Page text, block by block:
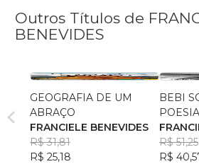
Outros Títulos de
BENEVIDES
GEOGRAFIA DE UM
ABRAÇO
FRANCIELE BENEVIDES
R$ 31,81
R$ 25,18
BEBI
POESIA
R$ 51,25
R$